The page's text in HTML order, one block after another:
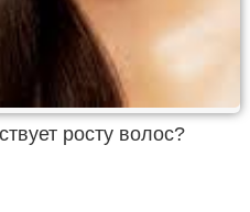
росту волос?